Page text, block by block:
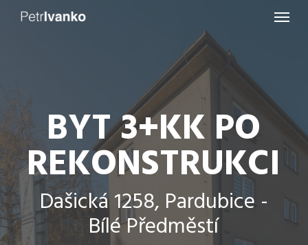
Skip
Menu
BYT 3+KK PO
REKONSTRUKCI
Dašická 1258, Pardubice -
Bílé Předměstí